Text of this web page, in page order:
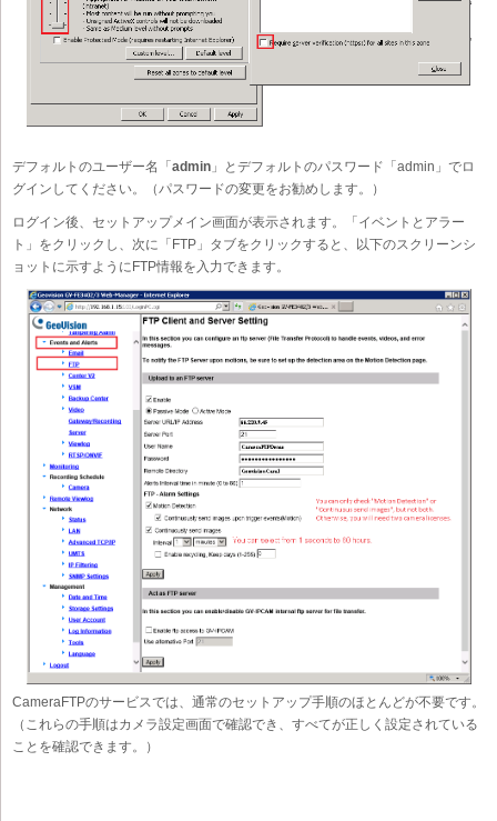
デフォルトのユーザー名「 admin 」とデフォルトのパスワード「admin」でロ
グインしてください。（パスワードの変更をお勧めします。）
ログイン後、セットアップメイン画面が表示されます。「イベントとアラー
ト」をクリックし、次に「FTP」タブをクリックすると、以下のスクリーンシ
ョットに示すようにFTP情報を入力できます。
CameraFTPのサービスでは、通常のセットアップ手順のほとんどが不要です。
（これらの手順はカメラ設定画面で確認でき、すべてが正しく設定されている
ことを確認できます。）